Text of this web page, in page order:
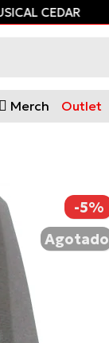
CEDAR
Merch Outlet
-5%
Agotado